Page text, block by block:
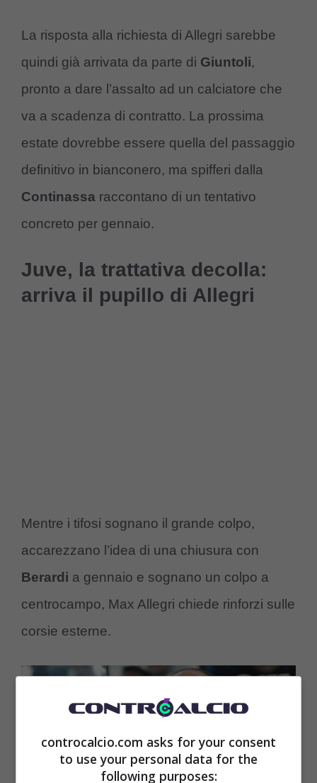
La risposta alla richiesta di Allegri sarebbe
quindi già arrivata da parte di Giuntoli,
pronto a dare l’assalto ad un calciatore che
va a scadenza di contratto. La prossima
estate dovrebbe essere quella del passaggio
definitivo in bianconero, ma spifferi dalla
Continassa raccontano di un tentativo
concreto per gennaio.
Juve, la trattativa decolla:
arriva il pupillo di Allegri
Mentre i tifosi sognano il grande colpo,
accarezzano l’idea di una chiusura con
Berardi a gennaio e sognano un colpo a
centrocampo, Max Allegri chiede rinforzi sulle
corsie esterne.
controcalcio.com asks for your consent
to use your personal data for the
following purposes: